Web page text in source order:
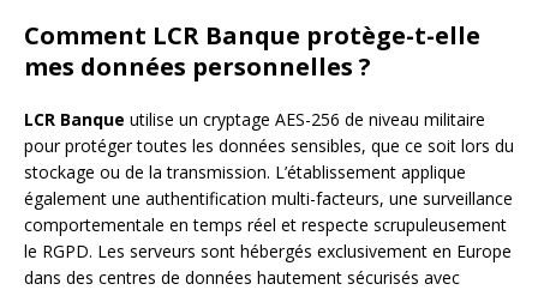
Comment LCR Banque protège-t-elle
mes données personnelles ?
LCR Banque utilise un cryptage AES-256 de niveau militaire
pour protéger toutes les données sensibles, que ce soit lors du
stockage ou de la transmission. L’établissement applique
également une authentification multi-facteurs, une surveillance
comportementale en temps réel et respecte scrupuleusement
le RGPD. Les serveurs sont hébergés exclusivement en Europe
dans des centres de données hautement sécurisés avec